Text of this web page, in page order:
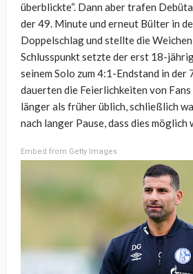
überblickte“. Dann aber trafen
der 49. Minute und erneut Bülter in
Doppelschlag und stellte die
Schlusspunkt setzte der erst 18-
seinem Solo zum 4:1-Endstand in der
dauerten die Feierlichkeiten von
länger als früher üblich, schließlich
nach langer Pause, dass dies möglich
Embed from Getty Images